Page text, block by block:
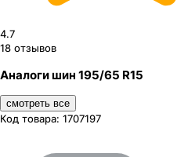
4.7
18 отзывов
Аналоги шин 195/65 R15
смотреть все
Код товара: 1707197